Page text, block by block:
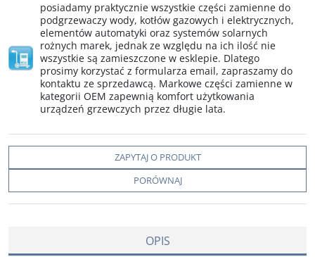
posiadamy praktycznie wszystkie części zamienne do
podgrzewaczy wody, kotłów gazowych i elektrycznych,
elementów automatyki oraz systemów solarnych
rożnych marek, jednak ze względu na ich ilość nie
wszystkie są zamieszczone w esklepie. Dlatego
prosimy korzystać z formularza email, zapraszamy do
kontaktu ze sprzedawcą. Markowe części zamienne w
kategorii OEM zapewnią komfort użytkowania
urządzeń grzewczych przez długie lata.
ZAPYTAJ O PRODUKT
PORÓWNAJ
OPIS